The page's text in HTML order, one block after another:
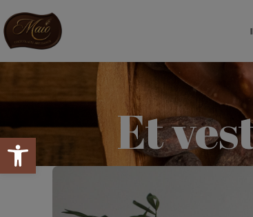
Abrir barra de herramientasEt